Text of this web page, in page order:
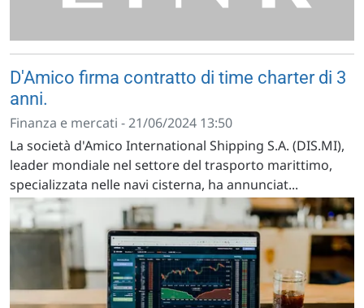
D'Amico firma contratto di time charter di 3
anni.
Finanza e mercati - 21/06/2024 13:50
La società d'Amico International Shipping S.A. (DIS.MI),
leader mondiale nel settore del trasporto marittimo,
specializzata nelle navi cisterna, ha annunciat...